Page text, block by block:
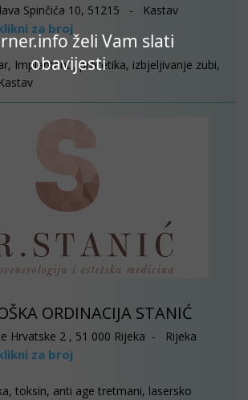
želi Vam slati
obavijesti
Spinčića 10, 51215 - Kastav
za broj
Implantanti, protetika, izbjeljivanje zubi,
ORDINACIJA STANIĆ
Hrvatske 2 , 51 000 Rijeka - Rijeka
za broj
toksin, anti age tretmani, lasersko